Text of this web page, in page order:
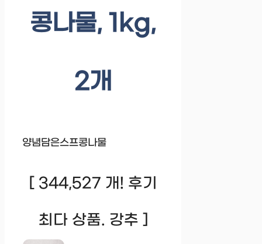
콩나물, 1kg,
2개
양념담은스프콩나물
[ 344,527 개! 후기
최다 상품. 강추 ]